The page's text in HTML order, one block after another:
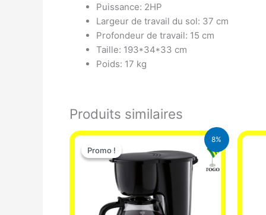
Puissance: 2HP
Largeur de travail du sol: 37 cm
Profondeur de travail: 15 cm
Taille: 193*34*33 cm
Poids: 17 kg
Produits similaires
8%
Promo !
Promo !
Le
initial
était :
25.000 CFA.
Le
actuel
est :
23.000 CFA.